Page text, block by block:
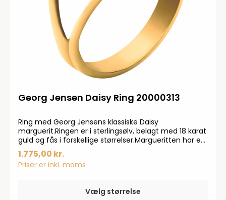
Georg Jensen Daisy Ring 20000313
Ring med Georg Jensens klassiske Daisy
marguerit.Ringen er i sterlingsølv, belagt med 18 karat
guld og fås i forskellige størrelser.Margueritten har en
længde på 18 mm.
1.775,00 kr.
Priser er inkl. moms
Vælg størrelse